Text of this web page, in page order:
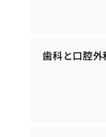
歯科と口腔